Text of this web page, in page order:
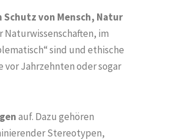
von Mensch, Natur
Naturwissenschaften, im
sind und ethische
Jahrzehnten oder sogar
auf. Dazu gehören
Stereotypen,